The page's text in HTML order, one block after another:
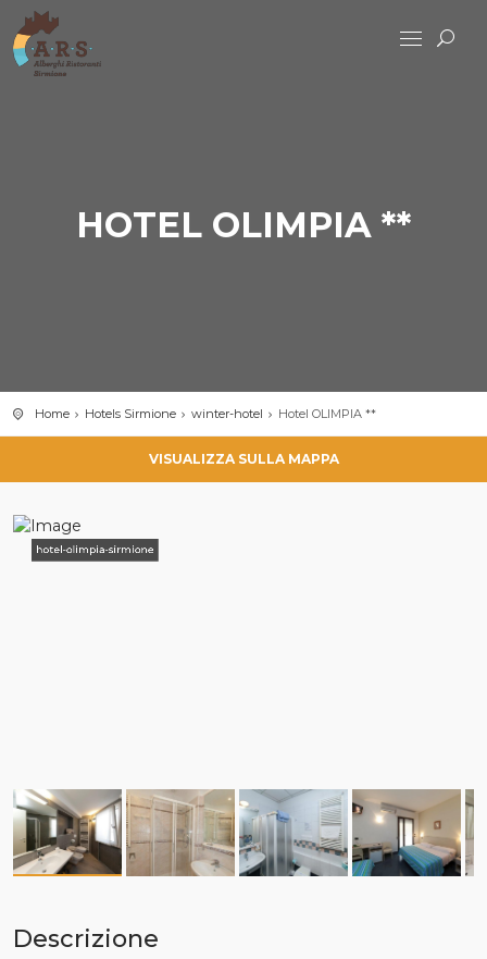
HOTEL OLIMPIA **
Home Hotels Sirmione winter-hotel Hotel OLIMPIA **
VISUALIZZA SULLA MAPPA
hotel-olimpia-sirmione
Descrizione